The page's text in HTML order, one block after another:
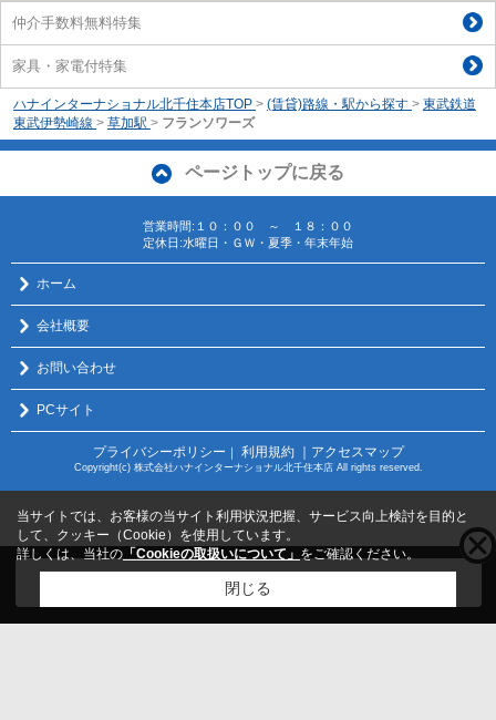
仲介手数料無料特集
家具・家電付特集
ハナインターナショナル北千住本店TOP > (賃貸)路線・駅から探す > 東武鉄道
東武伊勢崎線 > 草加駅 > フランソワーズ
ページトップに戻る
営業時間:１０：００ ～ １８：００
定休日:水曜日・ＧＷ・夏季・年末年始
ホーム
会社概要
お問い合わせ
PCサイト
プライバシーポリシー ｜ 利用規約 ｜アクセスマップ
Copyright(c) 株式会社ハナインターナショナル北千住本店 All rights reserved.
こちらの物件をご覧の方にお勧めな物件
当サイトでは、お客様の当サイト利用状況把握、サービス向上検討を目的と
して、クッキー（Cookie）を使用しています。
詳しくは、当社の 「Cookieの取扱いについて」 をご確認ください。
閉じる